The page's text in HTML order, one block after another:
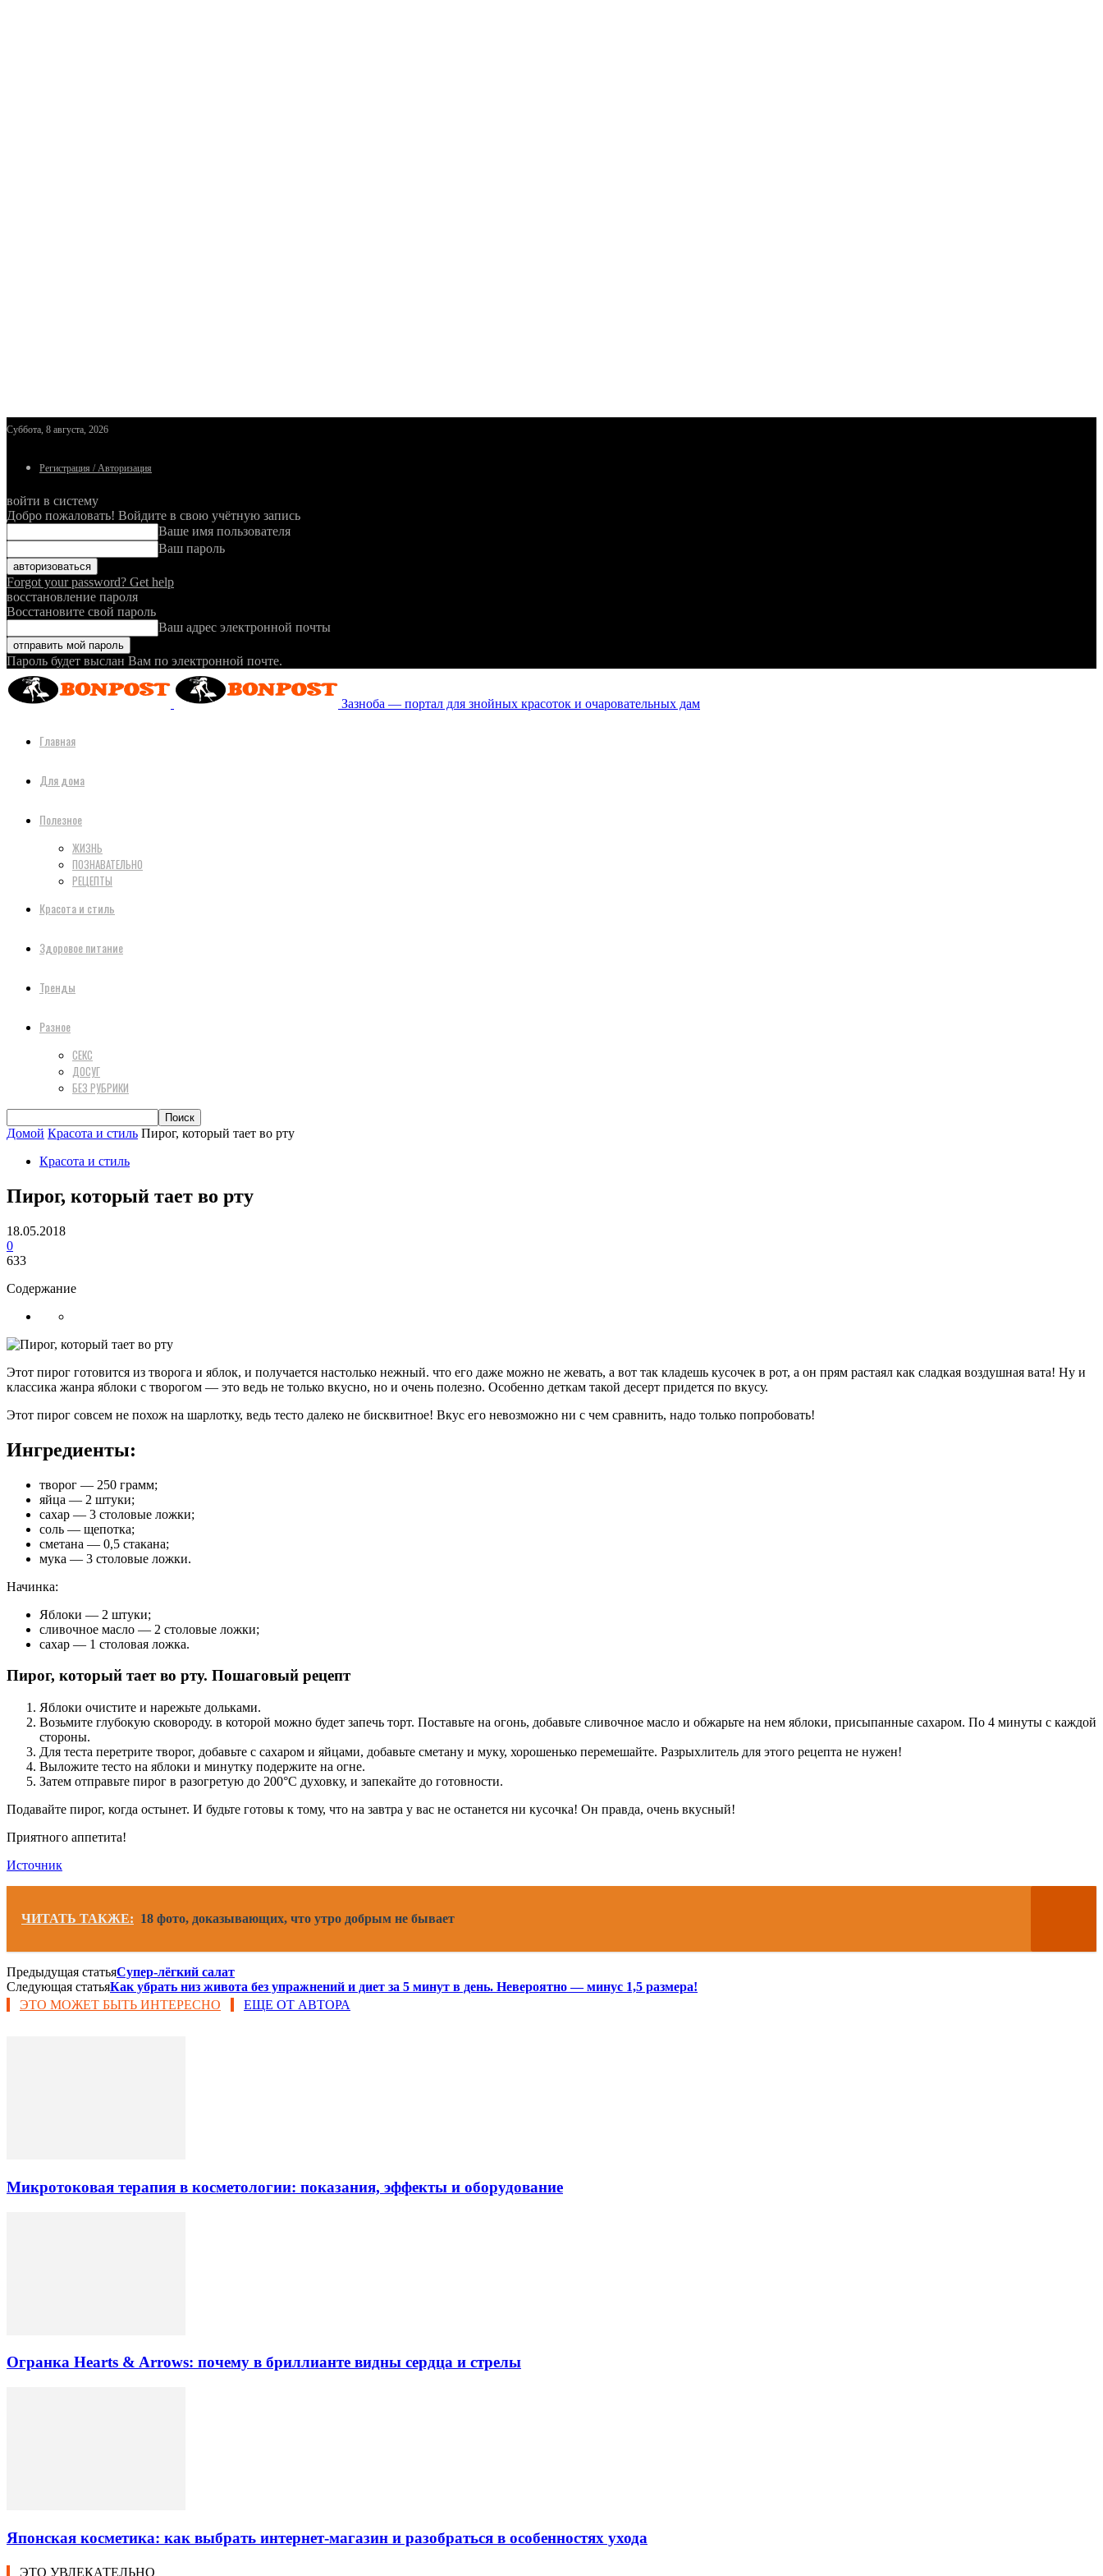
Суббота, 8 августа, 2026
Регистрация / Авторизация
войти в систему
Добро пожаловать! Войдите в свою учётную запись
Ваше имя пользователя
Ваш пароль
Forgot your password? Get help
восстановление пароля
Восстановите свой пароль
Ваш адрес электронной почты
Пароль будет выслан Вам по электронной почте.
Зазноба — портал для знойных красоток и очаровательных дам
Главная
Для дома
Полезное
ЖИЗНЬ
ПОЗНАВАТЕЛЬНО
РЕЦЕПТЫ
Красота и стиль
Здоровое питание
Тренды
Разное
СЕКС
ДОСУГ
БЕЗ РУБРИКИ
Домой Красота и стиль Пирог, который тает во рту
Красота и стиль
Пирог, который тает во рту
18.05.2018
0
633
Содержание
Этот пирог готовится из творога и яблок, и получается настолько нежный. что его даже можно не жевать, а вот так кладешь кусочек в рот, а он прям растаял как сладкая воздушная вата! Ну и
классика жанра яблоки с творогом — это ведь не только вкусно, но и очень полезно. Особенно деткам такой десерт придется по вкусу.
Этот пирог совсем не похож на шарлотку, ведь тесто далеко не бисквитное! Вкус его невозможно ни с чем сравнить, надо только попробовать!
Ингредиенты:
творог — 250 грамм;
яйца — 2 штуки;
сахар — 3 столовые ложки;
соль — щепотка;
сметана — 0,5 стакана;
мука — 3 столовые ложки.
Начинка:
Яблоки — 2 штуки;
сливочное масло — 2 столовые ложки;
сахар — 1 столовая ложка.
Пирог, который тает во рту. Пошаговый рецепт
Яблоки очистите и нарежьте дольками.
Возьмите глубокую сковороду. в которой можно будет запечь торт. Поставьте на огонь, добавьте сливочное масло и обжарьте на нем яблоки, присыпанные сахаром. По 4 минуты с каждой
стороны.
Для теста перетрите творог, добавьте с сахаром и яйцами, добавьте сметану и муку, хорошенько перемешайте. Разрыхлитель для этого рецепта не нужен!
Выложите тесто на яблоки и минутку подержите на огне.
Затем отправьте пирог в разогретую до 200°С духовку, и запекайте до готовности.
Подавайте пирог, когда остынет. И будьте готовы к тому, что на завтра у вас не останется ни кусочка! Он правда, очень вкусный!
Приятного аппетита!
Источник
ЧИТАТЬ ТАКЖЕ: 18 фото, доказывающих, что утро добрым не бывает
Предыдущая статьяСупер-лёгкий салат
Следующая статьяКак убрать низ живота без упражнений и диет за 5 минут в день. Невероятно — минус 1,5 размера!
ЭТО МОЖЕТ БЫТЬ ИНТЕРЕСНО
ЕЩЕ ОТ АВТОРА
Микротоковая терапия в косметологии: показания, эффекты и оборудование
Огранка Hearts & Arrows: почему в бриллианте видны сердца и стрелы
Японская косметика: как выбрать интернет-магазин и разобраться в особенностях ухода
ЭТО УВЛЕКАТЕЛЬНО